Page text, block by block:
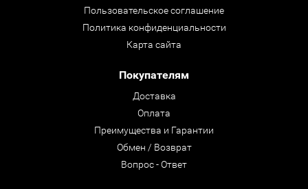
Пользовательское соглашение
Политика конфиденциальности
Карта сайта
Покупателям
Доставка
Оплата
Преимущества и Гарантии
Обмен / Возврат
Вопрос - Ответ